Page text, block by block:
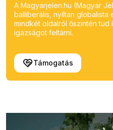
A Magyarjelen.hu (Magyar
balliberális, nyíltan
mindkét oldalról őszintén tud
igazságot feltárni.
Támogatás